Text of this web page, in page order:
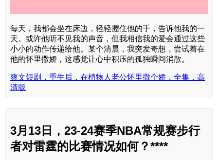
每天，我都会坐在床边，轻轻握住他的手，告诉他我的一
天。或许他听不见我的声音，但我相信我的爱会通过这些
小小的动作传递给他。某个清晨，我突发奇想，尝试着在
他的怀里撒娇，这感觉让心中积压的孤独瞬间消散。
爽文短剧，重生后，在植物人老公怀里撒个娇，全集，高
清版
3月13日，23-24赛季NBA常规赛步行
者对雷霆的比赛情况如何？****